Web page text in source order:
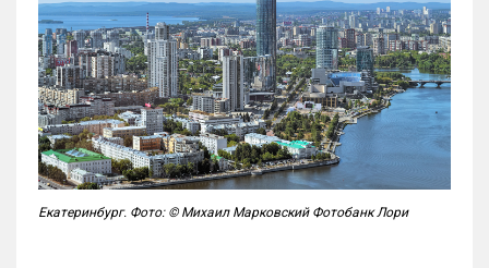
Екатеринбург. Фото: © Михаил Марковский Фотобанк Лори